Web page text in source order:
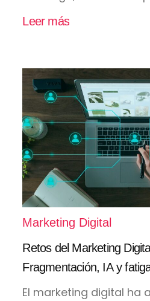
Leer más
Marketing Digital
Retos del Marketing
Fragmentación, IA y
El marketing digital ha